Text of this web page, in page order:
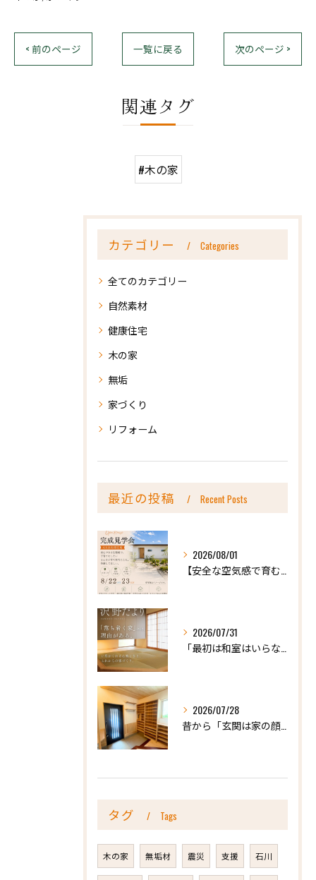
< 前のページ 一覧に戻る 次のページ >
関連タグ
#木の家
カテゴリー Categories
全てのカテゴリー
自然素材
健康住宅
木の家
無垢
家づくり
リフォーム
最近の投稿 Recent Posts
2026/08/01
【安全な空気感で育む、天然木の家ー完成内見会】
2026/07/31
「最初は和室はいらないかな、と思っていたけれど…」
2026/07/28
昔から「玄関は家の顔」と言われています。
タグ Tags
木の家 無垢材 震災 支援 石川